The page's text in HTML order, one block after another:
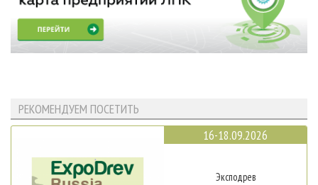
РЕКОМЕНДУЕМ ПОСЕТИТЬ
16-18.09.2026
Эксподрев